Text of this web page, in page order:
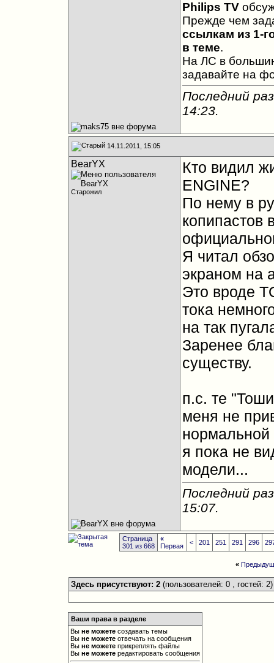
Philips TV
Прежде чем
ссылкам из 1-
в теме.
На ЛС в
задавайте на
Последний
14:23.
14.11.2011, 15:05
BearYX
Старожил
Кто видил
ENGINE?
По нему в
копипастов
Я читал
экраном на
Это вроде
тока
на так
Заренее
существу.
п.с. те
меня не
нормальной
я пока не
модели...
Последний
15:07.
Страница
301 из 668
«
Первая
< 201 251 291 296
«
Здесь присутствуют: 2 (пользователей: 0 , гостей: 2)
Ваши права в разделе
Выне можете создавать темы
Выне можете отвечать на сообщения
Выне можете прикреплять файлы
Выне можете редактировать сообщения